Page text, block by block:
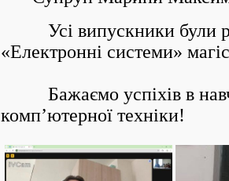
Усі випускники були
«Електронні системи»
Бажаємо успіхів в
комп’ютерної техніки!